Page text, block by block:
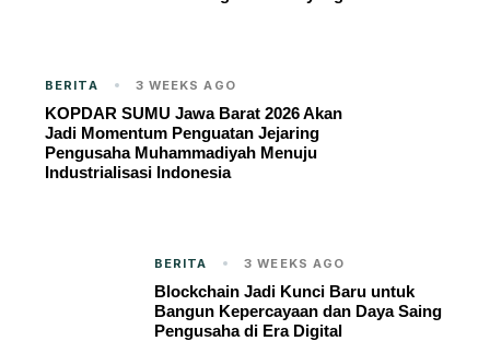
BERITA 3 WEEKS AGO
KOPDAR SUMU Jawa Barat 2026 Akan
Jadi Momentum Penguatan Jejaring
Pengusaha Muhammadiyah Menuju
Industrialisasi Indonesia
BERITA 3 WEEKS AGO
Blockchain Jadi Kunci Baru untuk
Bangun Kepercayaan dan Daya Saing
Pengusaha di Era Digital